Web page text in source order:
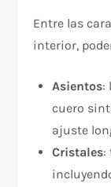
Entre las
interior,
Asientos:
cuero
ajuste
Cristales: